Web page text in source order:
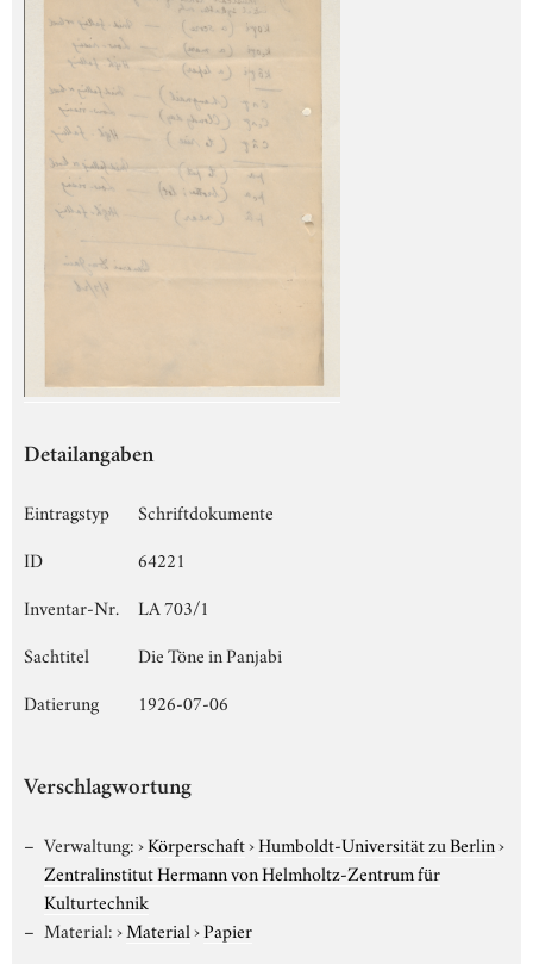
Detailangaben
Eintragstyp
Schriftdokumente
ID
64221
Inventar-Nr.
LA 703/1
Sachtitel
Die Töne in Panjabi
Datierung
1926-07-06
Verschlagwortung
Verwaltung:›Körperschaft›Humboldt-Universität zu Berlin›
Zentralinstitut Hermann von Helmholtz-Zentrum für
Kulturtechnik
Material:›Material›Papier